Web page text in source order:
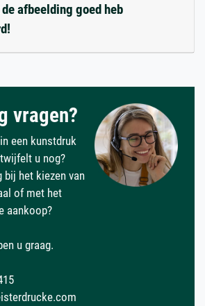
afbeelding goed heb
vragen?
een kunstdruk
u nog?
bij het kiezen van
of met het
aankoop?
u graag.